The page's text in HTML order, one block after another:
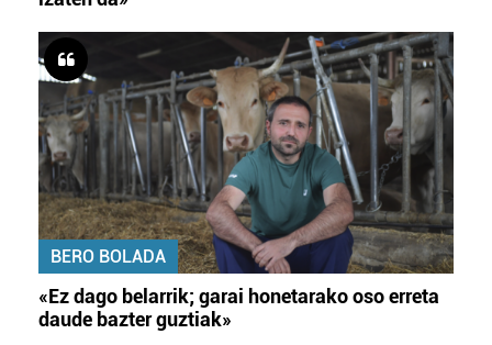
BERO BOLADA
«Ez dago belarrik; garai honetarako oso erreta
daude bazter guztiak»